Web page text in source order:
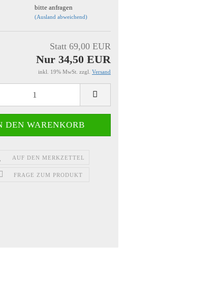
bitte anfragen
(Ausland abweichend)
Statt 69,00 EUR
Nur 34,50 EUR
inkl. 19% MwSt. zzgl. Versand
AUF DEN MERKZETTEL
FRAGE ZUM PRODUKT